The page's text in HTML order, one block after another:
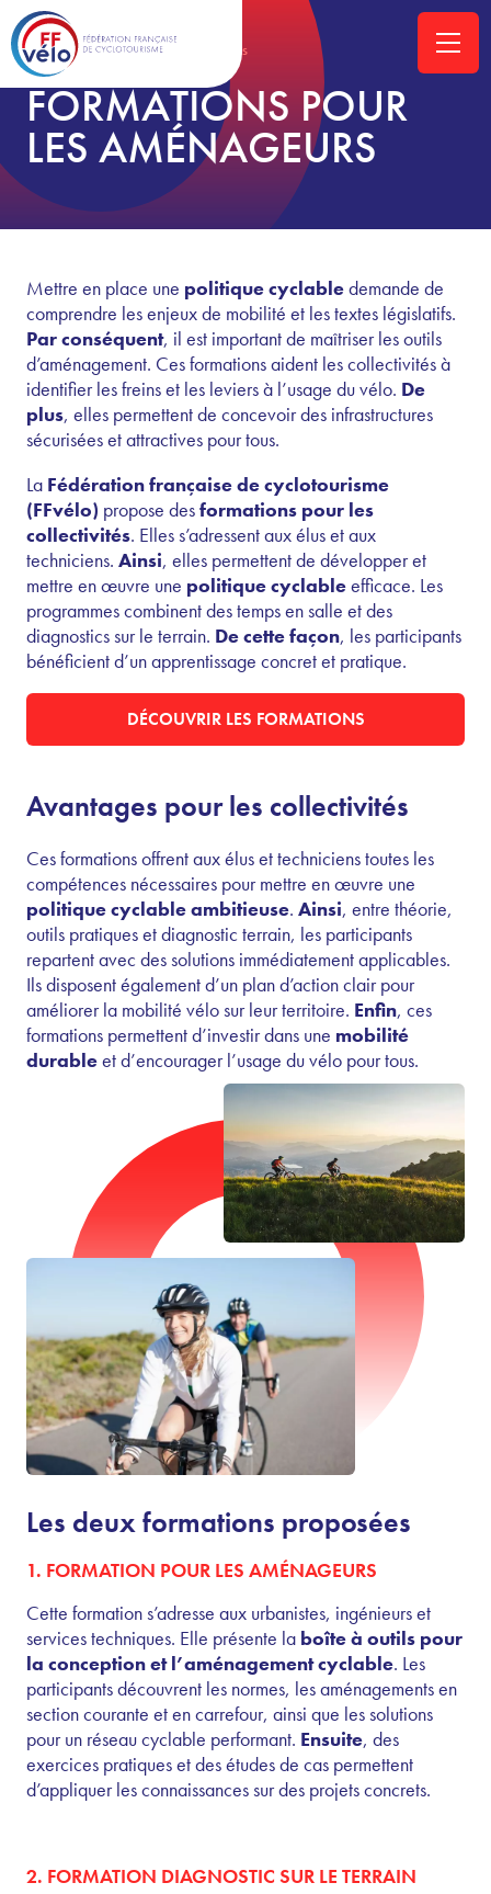
ACCUEIL» FORMATIONS POUR LES AMÉNAGEURS
FORMATIONS POUR
LES AMÉNAGEURS
Mettre en place une politique cyclabledemande de
comprendre les enjeux de mobilité et les textes législatifs.
Par conséquent, il est important de maîtriser les outils
d’aménagement. Ces formations aident les collectivités à
identifier les freins et les leviers à l’usage du vélo. De
plus, elles permettent de concevoir des infrastructures
sécurisées et attractives pour tous.
La Fédération française de cyclotourisme
(FFvélo) propose desformations pour les
collectivités. Elles s’adressent aux élus et aux
techniciens. Ainsi, elles permettent de développer et
mettre en œuvre une politique cyclableefficace. Les
programmes combinent des temps en salle et des
diagnostics sur le terrain. De cette façon, les participants
bénéficient d’un apprentissage concret et pratique.
DÉCOUVRIR LES FORMATIONS
Avantages pour les collectivités
Ces formations offrent aux élus et techniciens toutes les
compétences nécessaires pour mettre en œuvre une
politique cyclable ambitieuse. Ainsi, entre théorie,
outils pratiques et diagnostic terrain, les participants
repartent avec des solutions immédiatement applicables.
Ils disposent également d’un plan d’action clair pour
améliorer la mobilité vélo sur leur territoire. Enfin, ces
formations permettent d’investir dans une mobilité
durableet d’encourager l’usage du vélo pour tous.
Les deux formations proposées
1. FORMATION POUR LES AMÉNAGEURS
Cette formation s’adresse aux urbanistes, ingénieurs et
services techniques. Elle présente la boîte à outils pour
la conception et l’aménagement cyclable. Les
participants découvrent les normes, les aménagements en
section courante et en carrefour, ainsi que les solutions
pour un réseau cyclable performant. Ensuite, des
exercices pratiques et des études de cas permettent
d’appliquer les connaissances sur des projets concrets.
2. FORMATION DIAGNOSTIC SUR LE TERRAIN